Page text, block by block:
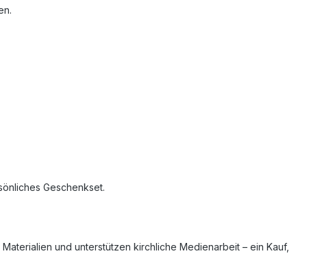
Geschenkset.
und unterstützen kirchliche Medienarbeit – ein Kauf,